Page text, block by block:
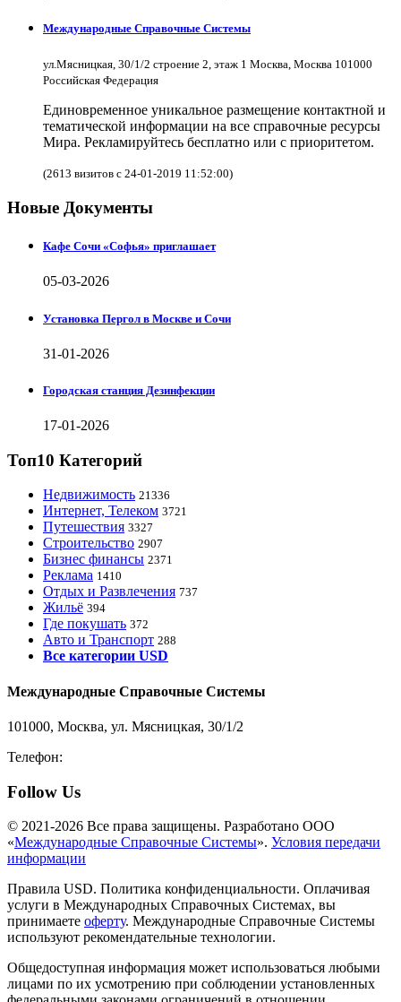
Международные Справочные Системы
ул.Мясницкая, 30/1/2 строение 2, этаж 1 Москва, Москва 101000
Российская Федерация
Единовременное уникальное размещение контактной и
тематической информации на все справочные ресурсы
Мира. Рекламируйтесь бесплатно или с приоритетом.
(2613 визитов с 24-01-2019 11:52:00)
Новые Документы
Кафе Сочи «Софья» приглашает
05-03-2026
Установка Пергол в Москве и Сочи
31-01-2026
Городская станция Дезинфекции
17-01-2026
Топ10 Категорий
Недвижимость 21336
Интернет, Телеком 3721
Путешествия 3327
Строительство 2907
Бизнес финансы 2371
Реклама 1410
Отдых и Развлечения 737
Жильё 394
Где покушать 372
Авто и Транспорт 288
Все категории USD
Международные Справочные Системы
101000, Москва, ул. Мясницкая, 30/1/2
Телефон:
Follow Us
© 2021-2026 Все права защищены. Разработано ООО
«Международные Справочные Системы». Условия передачи
информации
Правила USD. Политика конфиденциальности. Оплачивая
услуги в Международных Справочных Системах, вы
принимаете оферту. Международные Справочные Системы
используют рекомендательные технологии.
Общедоступная информация может использоваться любыми
лицами по их усмотрению при соблюдении установленных